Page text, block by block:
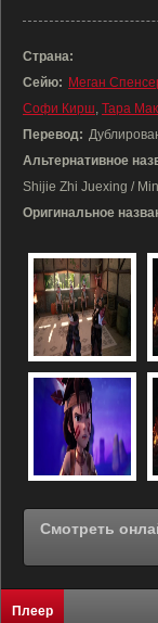
Страна:
Сейю: Меган
Софи Кирш, Тара
Перевод:
Альтернативное
Shijie Zhi Juexing /
Оригинальное
Смотреть онлайн Вака – заколдованный
Плеер